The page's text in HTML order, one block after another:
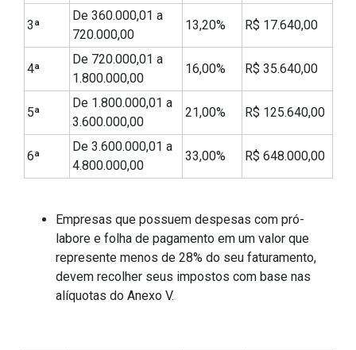
3ª
De 360.000,01 a
720.000,00
13,20% R$ 17.640,00
4ª
De 720.000,01 a
1.800.000,00
16,00% R$ 35.640,00
5ª
De 1.800.000,01 a
3.600.000,00
21,00% R$ 125.640,00
6ª
De 3.600.000,01 a
4.800.000,00
33,00% R$ 648.000,00
Empresas que possuem despesas com pró-
labore e folha de pagamento em um valor que
represente menos de 28% do seu faturamento,
devem recolher seus impostos com base nas
alíquotas do Anexo V.